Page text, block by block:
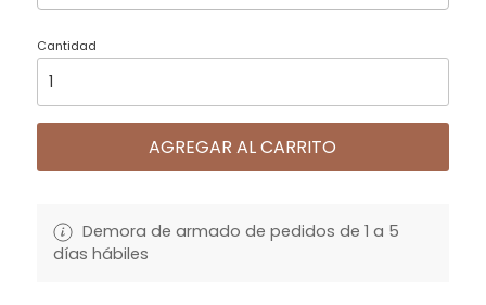
Cantidad
AGREGAR AL CARRITO
Demora de armado de pedidos de 1 a 5
días hábiles